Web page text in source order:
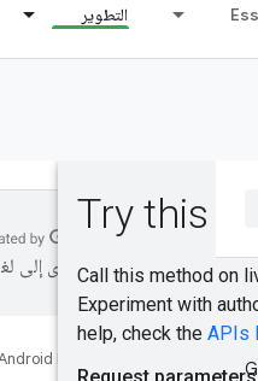
التطوير
المحتوى إلى
Developers